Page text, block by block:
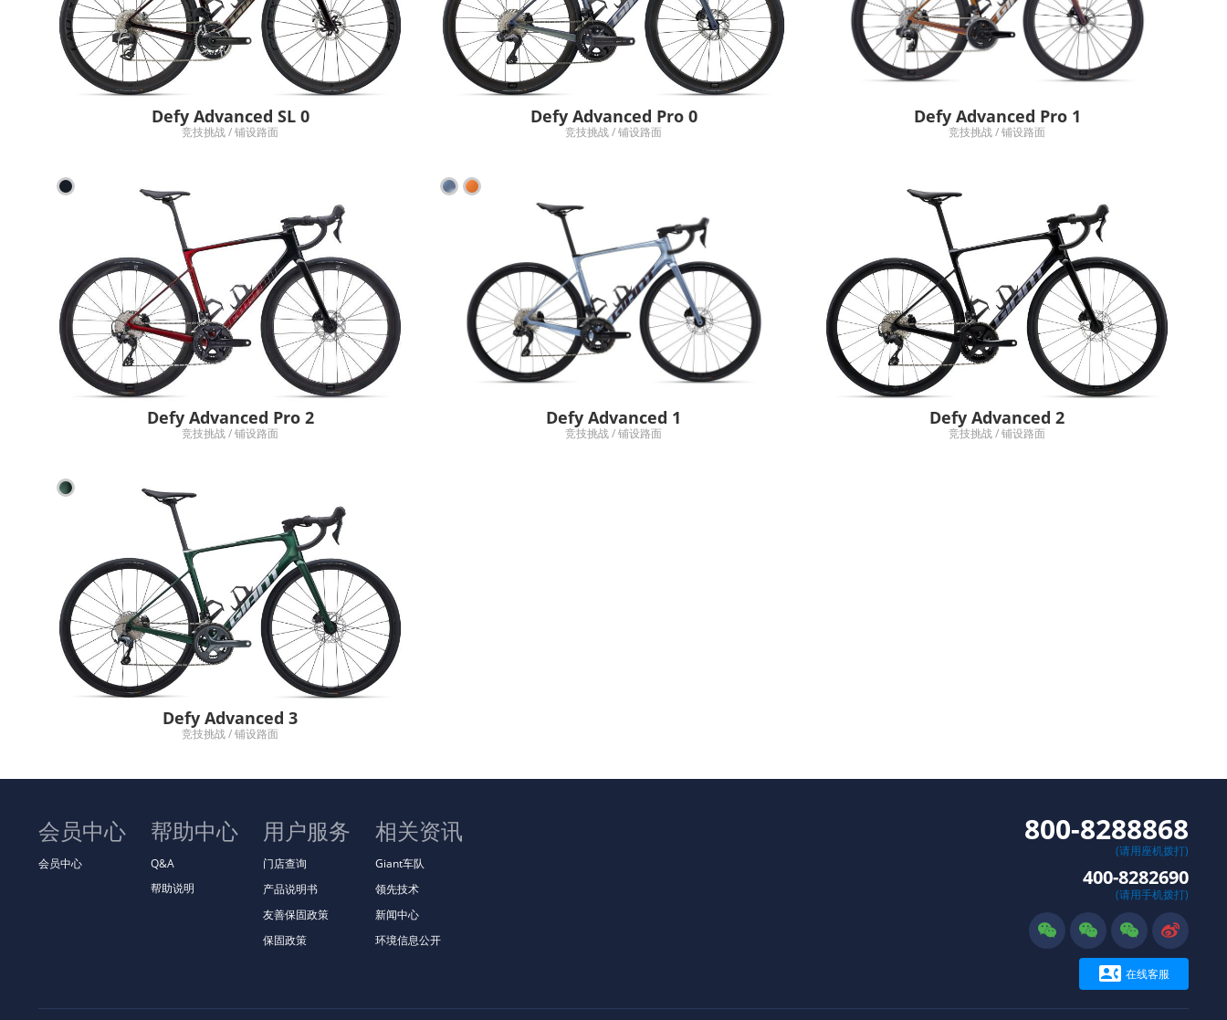
Defy Advanced SL 0
竞技挑战 / 铺设路面
Defy Advanced Pro 0
竞技挑战 / 铺设路面
Defy Advanced Pro 1
竞技挑战 / 铺设路面
Defy Advanced Pro 2
竞技挑战 / 铺设路面
Defy Advanced 1
竞技挑战 / 铺设路面
Defy Advanced 2
竞技挑战 / 铺设路面
Defy Advanced 3
竞技挑战 / 铺设路面
会员中心
会员中心
帮助中心
Q&A
帮助说明
用户服务
门店查询
产品说明书
友善保固政策
保固政策
相关资讯
Giant车队
领先技术
新闻中心
环境信息公开
800-8288868
(请用座机拨打)
400-8282690
(请用手机拨打)
   
 在线客服